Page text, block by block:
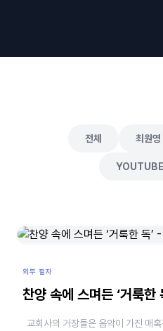
전체 최원영
YOUTUBE
외부 필자
찬양 속에 스며든 ‘거룩한
교회사의 거장들은 음악이 가진 매